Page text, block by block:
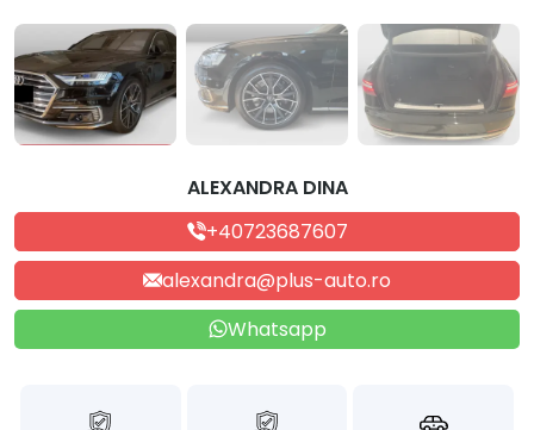
ALEXANDRA DINA
+40723687607
alexandra@plus-auto.ro
Whatsapp